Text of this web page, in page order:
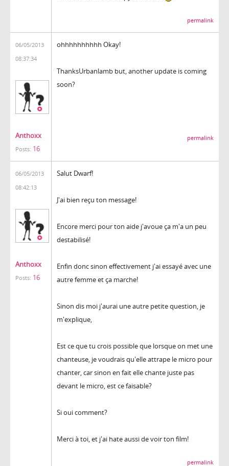
permalink
06/05/2013
08:37:34
Anthoxx
Posts: 16
ohhhhhhhhhh Okay!
ThanksUrbanlamb but, another update is coming
soon?
permalink
06/05/2013
08:42:13
Anthoxx
Posts: 16
Salut Dwarf!
J'ai bien reçu ton message!
Encore merci pour ton aide j'avoue ça m'a un peu
destabilisé!
Enfin donc sinon effectivement j'ai essayé avec une
autre femme et ça marche!
Sinon dis moi j'aurai une autre petite question, je
m'explique,
Est ce que tu crois possible que lorsque on met une
chanteuse, je voudrais qu'elle attrape le micro pour
chanter, car sinon en fait elle chante juste pas
devant le micro, est ce faisable?
Si oui comment?
Merci à toi, et j'ai hate aussi de voir ton film!
permalink